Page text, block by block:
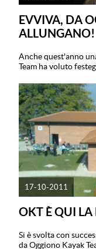
EVVIVA, DA
ALLUNGANO!
Anche quest'anno
Team ha voluto
17-10-2011
OKT È QUI LA
Si è svolta con
da Oggiono Kayak